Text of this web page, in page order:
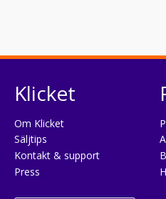
Klicket
Om Klicket
Säljtips
Kontakt & support
Press